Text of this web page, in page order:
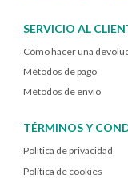
SERVICIO AL
Cómo hacer una
Métodos de pago
Métodos de envío
TÉRMINOS Y
Política de privacidad
Política de cookies